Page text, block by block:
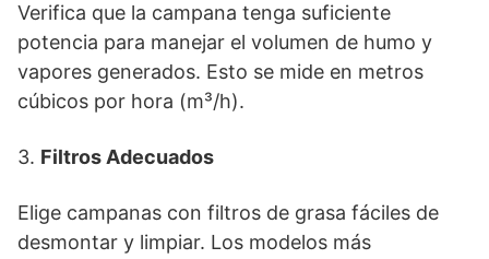
Verifica que la campana tenga suficiente
potencia para manejar el volumen de humo y
vapores generados. Esto se mide en metros
cúbicos por hora (m³/h).
3. Filtros Adecuados
Elige campanas con filtros de grasa fáciles de
desmontar y limpiar. Los modelos más